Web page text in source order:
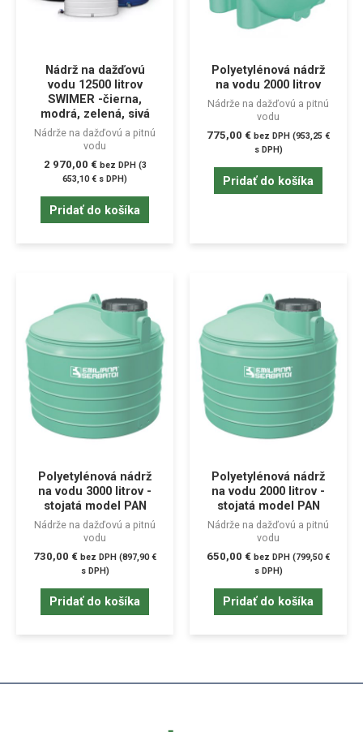
Nádrž na dažďovú
vodu 12500 litrov
SWIMER -čierna,
modrá, zelená, sivá
Nádrže na dažďovú a pitnú
vodu
2 970,00 € bez DPH (3
653,10€ s DPH)
Pridať do košíka
Polyetylénová nádrž
na vodu 2000 litrov
Nádrže na dažďovú a pitnú
vodu
775,00 € bez DPH (953,25 €
s DPH)
Pridať do košíka
Polyetylénová nádrž
na vodu 3000 litrov -
stojatá model PAN
Nádrže na dažďovú a pitnú
vodu
730,00 € bez DPH (897,90€
s DPH)
Pridať do košíka
Polyetylénová nádrž
na vodu 2000 litrov -
stojatá model PAN
Nádrže na dažďovú a pitnú
vodu
650,00 € bez DPH (799,50€
s DPH)
Pridať do košíka